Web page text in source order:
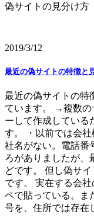
偽サイトの見分け方
2019/3/12
最近の偽サイトの特徴と
最近の偽サイトの特
ています。 →複数の
ーして作成している
す。 ・以前では会
社名がない。電話番
ろがありましたが、
どです。 但し偽サ
です。 実在する会
ペで貼っている。ま
号を、住所では存在